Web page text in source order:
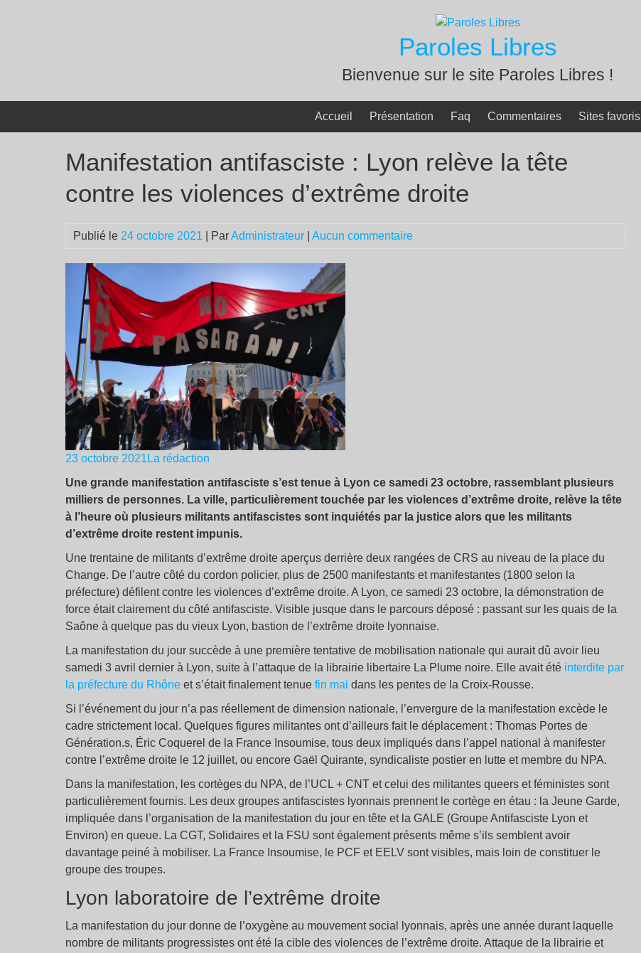
Paroles Libres
Bienvenue sur le site Paroles Libres !
Accueil Présentation Faq Commentaires Sites favoris
Manifestation antifasciste : Lyon relève la tête
contre les violences d’extrême droite
Publié le 24 octobre 2021 | ParAdministrateur Aucun commentaire
23 octobre 2021 La rédaction
Une grande manifestation antifasciste s’est tenue à Lyon ce samedi 23 octobre, rassemblant plusieurs
milliers de personnes. La ville, particulièrement touchée par les violences d’extrême droite, relève la tête
à l’heure où plusieurs militants antifascistes sont inquiétés par la justice alors que les militants
d’extrême droite restent impunis.
Une trentaine de militants d’extrême droite aperçus derrière deux rangées de CRS au niveau de la place du
Change. De l’autre côté du cordon policier, plus de 2500 manifestants et manifestantes (1800 selon la
préfecture) défilent contre les violences d’extrême droite. A Lyon, ce samedi 23 octobre, la démonstration de
force était clairement du côté antifasciste. Visible jusque dans le parcours déposé : passant sur les quais de la
Saône à quelque pas du vieux Lyon, bastion de l’extrême droite lyonnaise.
La manifestation du jour succède à une première tentative de mobilisation nationale qui aurait dû avoir lieu
samedi 3 avril dernier à Lyon, suite à l’attaque de la librairie libertaire La Plume noire. Elle avait été interdite par
la préfecture du Rhône et s’était finalement tenue fin mai dans les pentes de la Croix-Rousse.
Si l’événement du jour n’a pas réellement de dimension nationale, l’envergure de la manifestation excède le
cadre strictement local. Quelques figures militantes ont d’ailleurs fait le déplacement : Thomas Portes de
Génération.s, Éric Coquerel de la France Insoumise, tous deux impliqués dans l’appel national à manifester
contre l’extrême droite le 12 juillet, ou encore Gaël Quirante, syndicaliste postier en lutte et membre du NPA.
Dans la manifestation, les cortèges du NPA, de l’UCL + CNT et celui des militantes queers et féministes sont
particulièrement fournis. Les deux groupes antifascistes lyonnais prennent le cortège en étau : la Jeune Garde,
impliquée dans l’organisation de la manifestation du jour en tête et la GALE (Groupe Antifasciste Lyon et
Environ) en queue. La CGT, Solidaires et la FSU sont également présents même s’ils semblent avoir
davantage peiné à mobiliser. La France Insoumise, le PCF et EELV sont visibles, mais loin de constituer le
groupe des troupes.
Lyon laboratoire de l’extrême droite
La manifestation du jour donne de l’oxygène au mouvement social lyonnais, après une année durant laquelle
nombre de militants progressistes ont été la cible des violences de l’extrême droite. Attaque de la librairie et